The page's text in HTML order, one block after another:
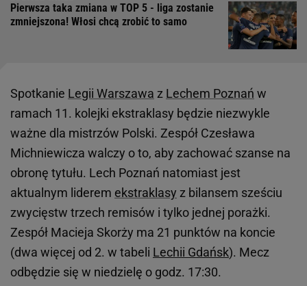
Pierwsza taka zmiana w TOP 5 - liga zostanie
zmniejszona! Włosi chcą zrobić to samo
Spotkanie Legii Warszawa z Lechem Poznań w
ramach 11. kolejki ekstraklasy będzie niezwykle
ważne dla mistrzów Polski. Zespół Czesława
Michniewicza walczy o to, aby zachować szanse na
obronę tytułu. Lech Poznań natomiast jest
aktualnym liderem ekstraklasy z bilansem sześciu
zwycięstw trzech remisów i tylko jednej porażki.
Zespół Macieja Skorży ma 21 punktów na koncie
(dwa więcej od 2. w tabeli Lechii Gdańsk). Mecz
odbędzie się w niedzielę o godz. 17:30.